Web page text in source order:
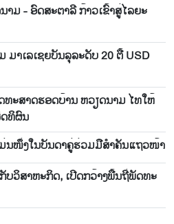
ມ - ອົດສະຕາລີ ກ້າວເຂົ້າສູ່ໄລຍະ
ມາ​ເລ​ເຊຍ​ບັນ​ລຸ​ລະ​ດັບ 20 ຕື້ USD
ະ​ສາດ​ຮອດ​ບ້ານ ຫວຽດ​ນາມ ໄທ​ໃຫ້​
ທິ​ຜົນ
ນ​ໜຶ່ງ​ໃນ​ບັນ​ດາ​ຄູ່​ຮ່ວມ​ມື​ສຳ​ຄັນ​ແຖວ​ໜ້າ
ວິ​ສາ​ຫະ​ກ​ິດ, ເປີດກວ້າງ​ພື້ນ​ຖີ່​ພັດ​ທະ​